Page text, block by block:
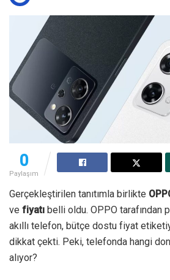
0
Paylaşım
Gerçekleştirilen tanıtımla birlikte
ve fiyatı belli oldu. OPPO tarafından
akıllı telefon, bütçe dostu fiyat
dikkat çekti. Peki, telefonda hangi
alıyor?